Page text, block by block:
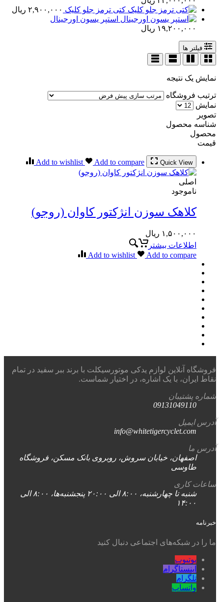
کتی ترمز جلو کلیک ۲,۹۰۰,۰۰۰ ریال
استپر یسون اورجینال
۱۹,۲۰۰,۰۰۰ ریال
فیلتر ها
نمایش یک نتیجه
ترتیب فروشگاه
نمایش
تصویر
شناسه محصول
محصول
قیمت
Quick View
Add to wishlist Add to compare
اصلی
ناموجود
کلاهک سوزن انژکتور کاوان (روجو)
۱,۵۰۰,۰۰۰ ریال
اطلاعات بیشتر
Add to wishlist
Add to compare
فروشگاه آنلاین لوازم یدکی موتورسیکلت با برند ببر سفید در تمام
نقاط ایران، با یک اشاره، در اختیار شماست.
شماره پشتیبان
09131049110
آدرس ایمیل
info@whitetigercyclet.com
آدرس ما
اصفهان، خیابان سروش، روبروی بانک مسکن، فروشگاه
طاوسی
ساعات کاری
شنبه تا چهارشنبه، ۸:۰۰ الی ۲۰:۰۰ پنجشنبه‌ها، ۸:۰۰ الی
۱۴:۰۰
خبرنامه
ما را در شبکه‌های اجتماعی دنبال کنید
یوتیوب
اینستاگرام
تلگرام
واتساپ